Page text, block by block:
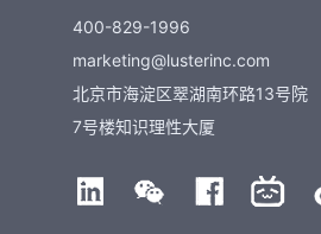
400-829-1996
marketing@lusterinc.com
北京市海淀区翠湖南环路13号院
7号楼知识理性大厦